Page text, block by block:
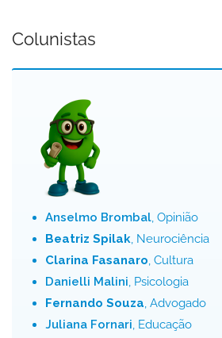
Colunistas
Anselmo Brombal, Opinião
Beatriz Spilak, Neurociência
Clarina Fasanaro, Cultura
Danielli Malini, Psicologia
Fernando Souza, Advogado
Juliana Fornari, Educação